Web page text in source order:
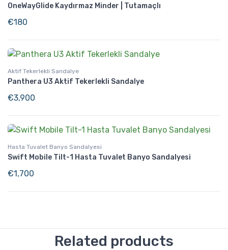
Günlük Yaşam Destek
OneWayGlide Kaydırmaz Minder | Tutamaçlı
€180
Aktif Tekerlekli Sandalye
Panthera U3 Aktif Tekerlekli Sandalye
€3,900
Hasta Tuvalet Banyo Sandalyesi
Swift Mobile Tilt-1 Hasta Tuvalet Banyo Sandalyesi
€1,700
Related products